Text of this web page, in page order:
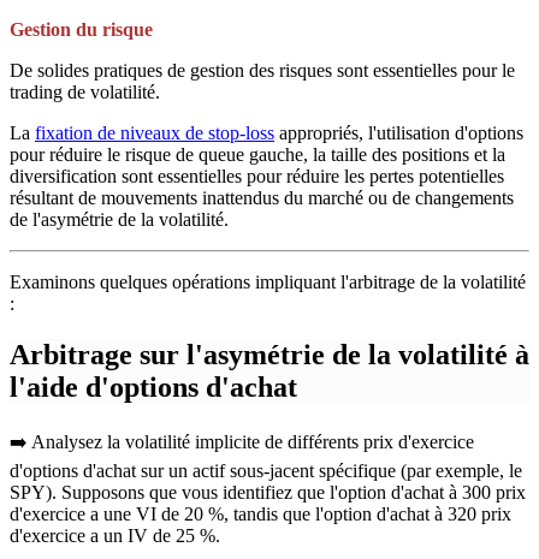
Gestion du risque
De solides pratiques de gestion des risques sont essentielles pour le
trading de volatilité.
La fixation de niveaux de stop-loss appropriés, l'utilisation d'options
pour réduire le risque de queue gauche, la taille des positions et la
diversification sont essentielles pour réduire les pertes potentielles
résultant de mouvements inattendus du marché ou de changements
de l'asymétrie de la volatilité.
Examinons quelques opérations impliquant l'arbitrage de la volatilité
:
Arbitrage sur l'asymétrie de la volatilité à
l'aide d'options d'achat
➡️ Analysez la volatilité implicite de différents prix d'exercice
d'options d'achat sur un actif sous-jacent spécifique (par exemple, le
SPY). Supposons que vous identifiez que l'option d'achat à 300 prix
d'exercice a une VI de 20 %, tandis que l'option d'achat à 320 prix
d'exercice a un IV de 25 %.